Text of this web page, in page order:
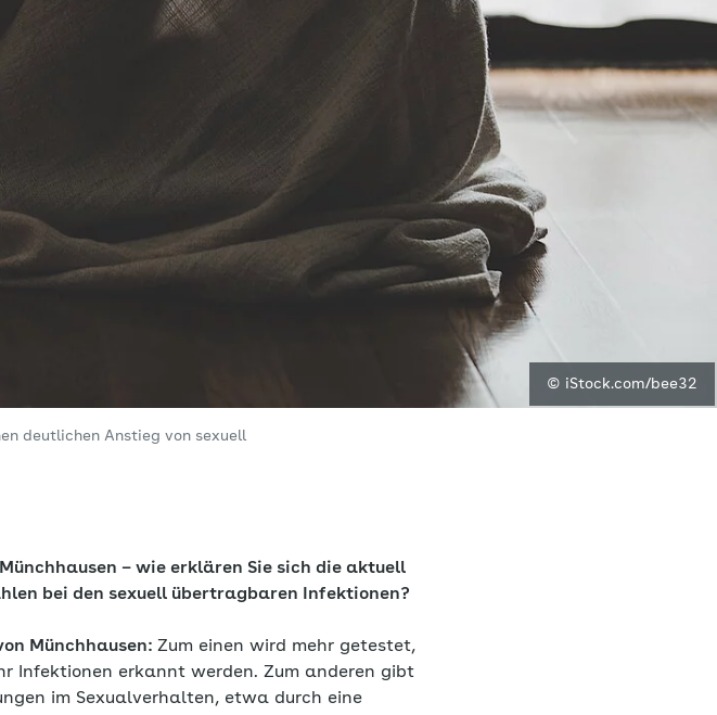
© iStock.com/bee32
deutlichen Anstieg von sexuell
Münchhausen – wie erklären Sie sich die aktuell
bei den sexuell übertragbaren Infektionen?
Münchhausen: Zum einen wird mehr getestet,
Infektionen erkannt werden. Zum anderen gibt
im Sexualverhalten, etwa durch eine